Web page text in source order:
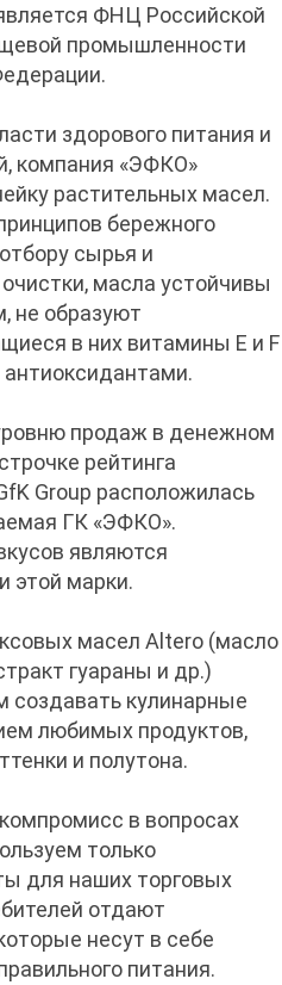
ФНЦ Российской
промышленности
здорового питания и
компания «ЭФКО»
растительных масел.
бережного
сырья и
масла устойчивы
не образуют
в них витамины Е и F
продаж в денежном
рейтинга
Group расположилась
ГК «ЭФКО».
являются
этой марки.
масел Altero (масло
гуараны и др.)
создавать кулинарные
любимых продуктов,
и полутона.
в вопросах
только
для наших торговых
отдают
несут в себе
питания.